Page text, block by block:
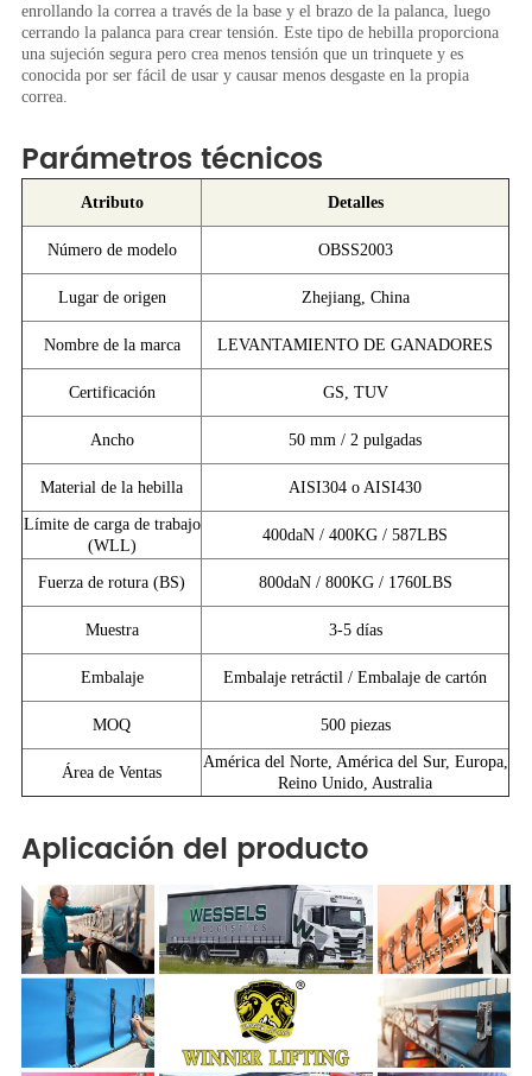
enrollando la correa a través de la base y el brazo de la palanca, luego
cerrando la palanca para crear tensión. Este tipo de hebilla proporciona
una sujeción segura pero crea menos tensión que un trinquete y es
conocida por ser fácil de usar y causar menos desgaste en la propia
correa.
Parámetros técnicos
Atributo Detalles
Número de modelo OBSS2003
Lugar de origen Zhejiang, China
Nombre de la marca LEVANTAMIENTO DE GANADORES
Certificación GS, TUV
Ancho 50 mm / 2 pulgadas
Material de la hebilla AISI304 o AISI430
Límite de carga de trabajo
(WLL)
400daN / 400KG / 587LBS
Fuerza de rotura (BS) 800daN / 800KG / 1760LBS
Muestra 3-5 días
Embalaje Embalaje retráctil / Embalaje de cartón
MOQ 500 piezas
Área de Ventas
América del Norte, América del Sur, Europa,
Reino Unido, Australia
Aplicación del producto